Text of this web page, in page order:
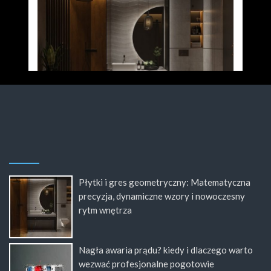
Płytki i gres geometryczny: Matematyczna
precyzja, dynamiczne wzory i nowoczesny
rytm wnętrza
Nagła awaria prądu? kiedy i dlaczego warto
wezwać profesjonalne pogotowie